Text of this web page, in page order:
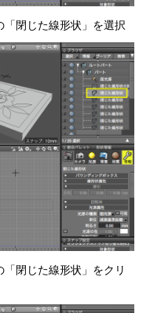
閉じた線形状」を選択
閉じた線形状」をクリ